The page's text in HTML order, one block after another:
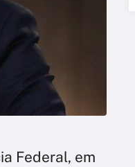
Federal, em